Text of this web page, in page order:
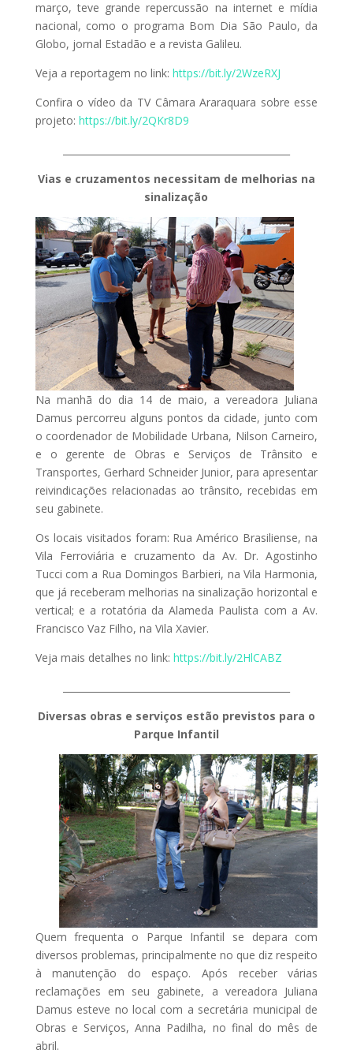
março, teve grande repercussão na internet e mídia
nacional, como o programa Bom Dia São Paulo, da
Globo, jornal Estadão e a revista Galileu.
Veja a reportagem no link: https://bit.ly/2WzeRXJ
Confira o vídeo da TV Câmara Araraquara sobre esse
projeto: https://bit.ly/2QKr8D9
Vias e cruzamentos necessitam de melhorias na
sinalização
Na manhã do dia 14 de maio, a vereadora Juliana
Damus percorreu alguns pontos da cidade, junto com
o coordenador de Mobilidade Urbana, Nilson Carneiro,
e o gerente de Obras e Serviços de Trânsito e
Transportes, Gerhard Schneider Junior, para apresentar
reivindicações relacionadas ao trânsito, recebidas em
seu gabinete.
Os locais visitados foram: Rua Américo Brasiliense, na
Vila Ferroviária e cruzamento da Av. Dr. Agostinho
Tucci com a Rua Domingos Barbieri, na Vila Harmonia,
que já receberam melhorias na sinalização horizontal e
vertical; e a rotatória da Alameda Paulista com a Av.
Francisco Vaz Filho, na Vila Xavier.
Veja mais detalhes no link: https://bit.ly/2HlCABZ
Diversas obras e serviços estão previstos para o
Parque Infantil
Quem frequenta o Parque Infantil se depara com
diversos problemas, principalmente no que diz respeito
à manutenção do espaço. Após receber várias
reclamações em seu gabinete, a vereadora Juliana
Damus esteve no local com a secretária municipal de
Obras e Serviços, Anna Padilha, no final do mês de
abril.